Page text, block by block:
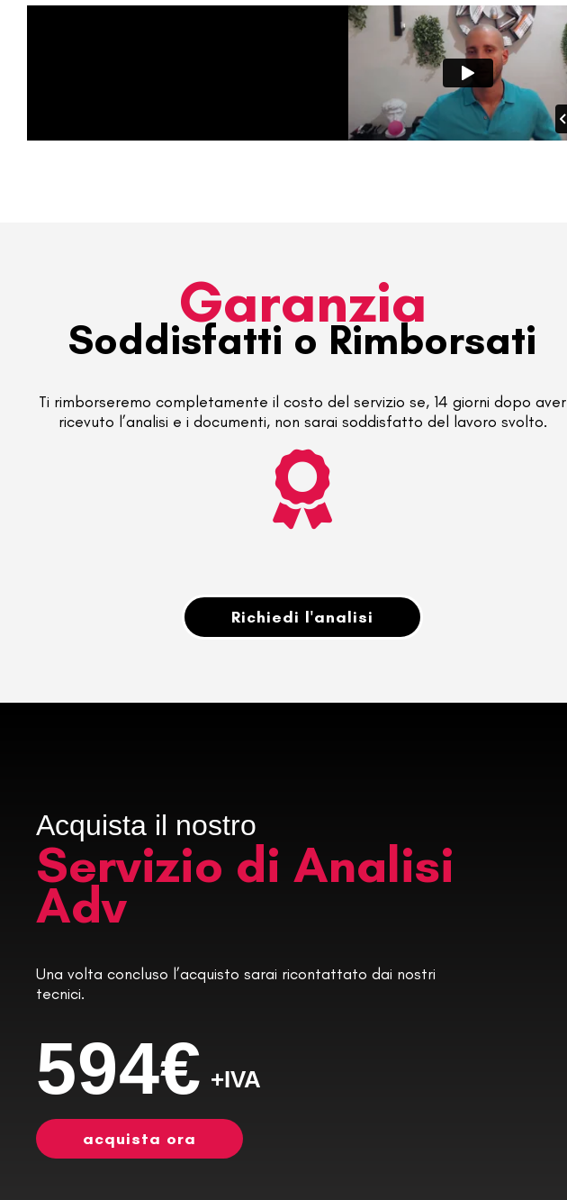
Garanzia
Soddisfatti o Rimborsati
Ti rimborseremo completamente il costo del servizio se, 14 giorni dopo aver
ricevuto l’analisi e i documenti, non sarai soddisfatto del lavoro svolto.
Richiedi l'analisi
Acquista il nostro
Servizio di Analisi
Adv
Una volta concluso l’acquisto sarai ricontattato dai nostri
tecnici.
594€ +IVA
acquista ora